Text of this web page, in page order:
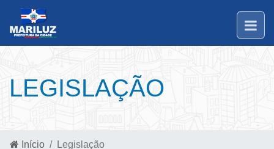
LEGISLAÇÃO
Início Legislação